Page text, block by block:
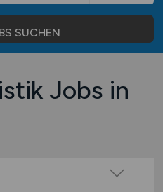
SUCHEN
Jobs in